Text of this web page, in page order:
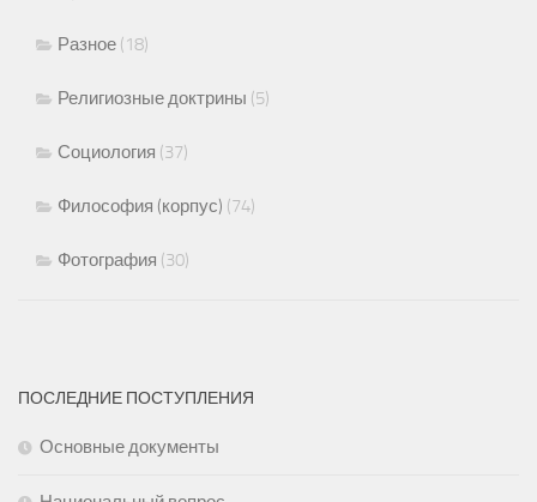
Разное (18)
Религиозные доктрины (5)
Социология (37)
Философия (корпус) (74)
Фотография (30)
ПОСЛЕДНИЕ ПОСТУПЛЕНИЯ
Основные документы